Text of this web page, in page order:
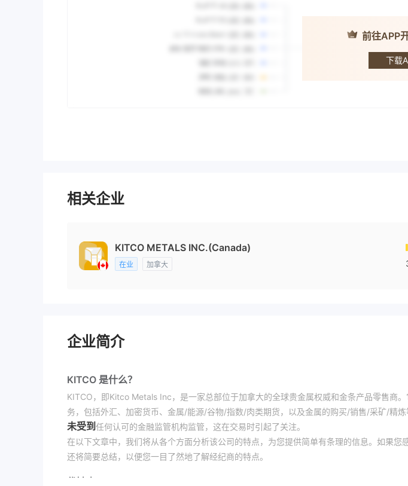
前往APP
下载
相关企业
KITCO METALS INC.(Canada)
在业 加拿大
企业简介
KITCO 是什么？
KITCO，即Kitco Metals Inc，是一家总部位于加拿大的全球贵金属权威和金条产品零售商
务，包括外汇、加密货币、金属/能源/谷物/指数/肉类期货，以及金属的购买/销售/采矿/精
未受到任何认可的金融监管机构监管，这在交易时引起了关注。
在以下文章中，我们将从各个方面分析该公司的特点，为您提供简单有条理的信息。如果您
还将简要总结，以便您一目了然地了解经纪商的特点。